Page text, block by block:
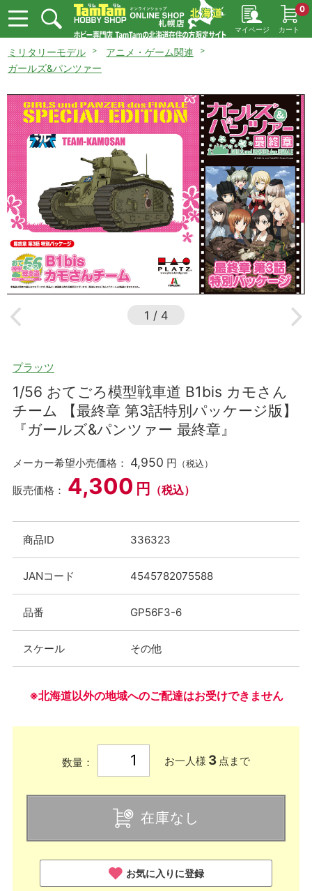
マイページ カート
0
ミリタリーモデル
アニメ・ゲーム関連
ガールズ&パンツァー
1 / 4
プラッツ
1/56 おてごろ模型戦車道 B1bis カモさん
チーム 【最終章 第3話特別パッケージ版】
『ガールズ&パンツァー 最終章』
メーカー希望小売価格： 4,950 円 （税込）
販売価格： 4,300 円 （税込）
商品ID 336323
JANコード 4545782075588
品番 GP56F3-6
スケール その他
※北海道以外の地域へのご配達はお受けできません
数量： お一人様 3 点まで
在庫なし
お気に入りに登録